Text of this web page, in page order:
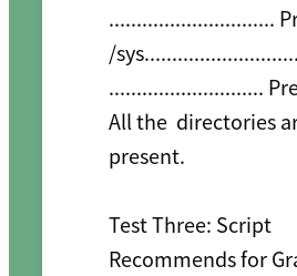
..............................
/
............................
All the  directories
present.
Test Three: Script
Recommends for